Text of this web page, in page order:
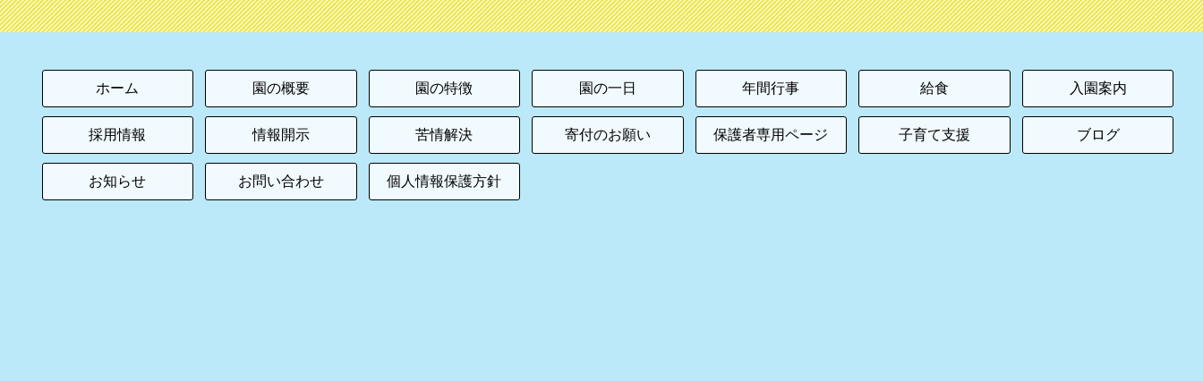
ホーム 園の概要 園の特徴 園の一日 年間行事 給食 入園案内
採用情報 情報開示 苦情解決 寄付のお願い 保護者専用ページ 子育て支援 ブログ
お知らせ お問い合わせ 個人情報保護方針